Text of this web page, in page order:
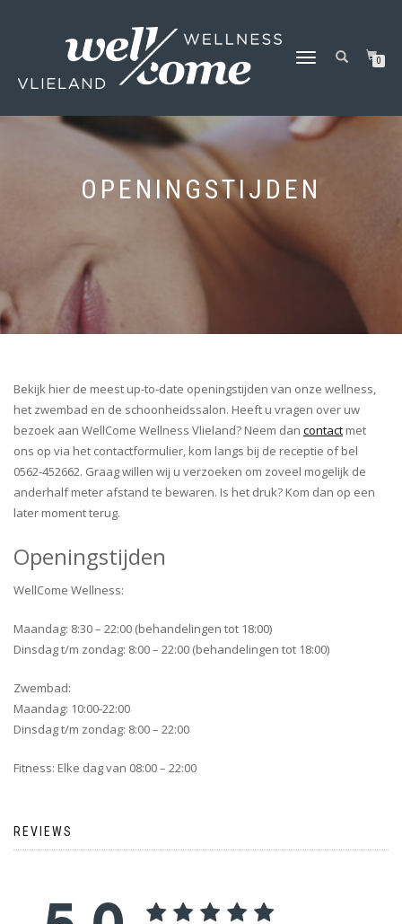
SCHAKEL
0
OPENINGSTIJDEN
Bekijk hier de meest up-to-date openingstijden van onze wellness,
het zwembad en de schoonheidssalon. Heeft u vragen over uw
bezoek aan WellCome Wellness Vlieland? Neem dan contact met
ons op via het contactformulier, kom langs bij de receptie of bel
0562-452662. Graag willen wij u verzoeken om zoveel mogelijk de
anderhalf meter afstand te bewaren. Is het druk? Kom dan op een
later moment terug.
Openingstijden
WellCome Wellness:
Maandag: 8:30 – 22:00 (behandelingen tot 18:00)
Dinsdag t/m zondag: 8:00 – 22:00 (behandelingen tot 18:00)
Zwembad:
Maandag: 10:00-22:00
Dinsdag t/m zondag: 8:00 – 22:00
Fitness: Elke dag van 08:00 – 22:00
REVIEWS